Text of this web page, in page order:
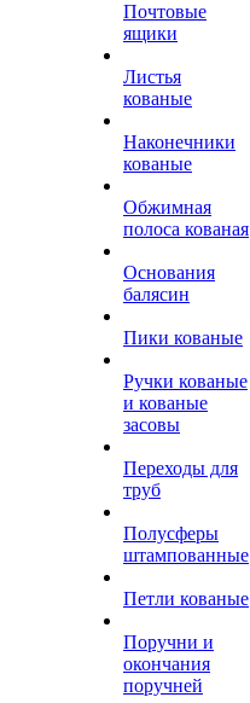
Почтовые
ящики
Листья
кованые
Наконечники
кованые
Обжимная
полоса кованая
Основания
балясин
Пики кованые
Ручки кованые
и кованые
засовы
Переходы для
труб
Полусферы
штампованные
Петли кованые
Поручни и
окончания
поручней